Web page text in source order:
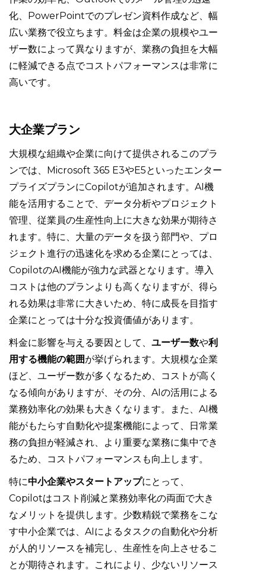
化、PowerPointでのプレゼン資料作成など、幅
広い業務で役立ちます。料金は企業の規模やユー
ザー数によって異なりますが、業務の負担を大幅
に軽減できる点でコストパフォーマンスは非常に
高いです。
大企業プラン
大規模な組織や企業に向けて提供されるこのプラ
ンでは、Microsoft 365 E3やE5といったエンター
プライズプランにCopilotが追加されます。AI機
能を活用することで、データ分析やプロジェクト
管理、従業員の生産性向上に大きな効果が期待さ
れます。特に、大量のデータを扱う部門や、プロ
ジェクト進行の迅速化を求める企業にとっては、
CopilotのAI機能が強力な武器となります。導入
コストは他のプランよりも高くなりますが、得ら
れる効果は非常に大きいため、特に成長を目指す
企業にとっては十分な投資価値があります。
料金に影響を与える要因として、 ユーザー数や利
用する機能の範囲が挙げられます。大規模な企業
ほど、ユーザー数が多くなるため、コストが高く
なる傾向がありますが、その分、AIの活用による
業務効率化の効果も大きくなります。また、AI機
能がもたらす自動化や提案機能によって、日常業
務の負担が軽減され、より重要な業務に集中でき
るため、コストパフォーマンスも向上します。
特に中小企業やスタートアップにとって、
Copilotはコスト削減と業務効率化の両面で大き
なメリットを提供します。少数精鋭で業務をこな
す中小企業では、AIによるタスクの自動化や分析
が人的リソースを補完し、生産性を向上させるこ
とが期待されます。これにより、少ないリソース